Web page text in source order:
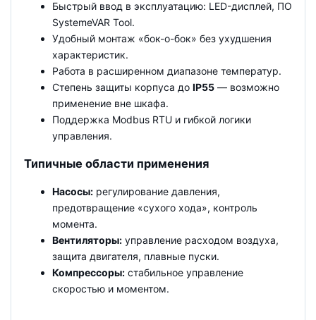
Быстрый ввод в эксплуатацию: LED-дисплей, ПО
SystemeVAR Tool.
Удобный монтаж «бок-о-бок» без ухудшения
характеристик.
Работа в расширенном диапазоне температур.
Степень защиты корпуса до IP55 — возможно
применение вне шкафа.
Поддержка Modbus RTU и гибкой логики
управления.
Типичные области применения
Насосы: регулирование давления,
предотвращение «сухого хода», контроль
момента.
Вентиляторы: управление расходом воздуха,
защита двигателя, плавные пуски.
Компрессоры: стабильное управление
скоростью и моментом.